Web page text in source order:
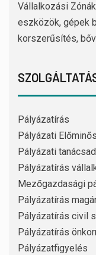
Vállalkozási
eszközök, gépek
korszerűsítés,
Pályázatírás
Pályázati
Pályázati
Pályázatírás
Mezőgazdasági
Pályázatírás
Pályázatírás civil
Pályázatírás
Pályázatfigyelés